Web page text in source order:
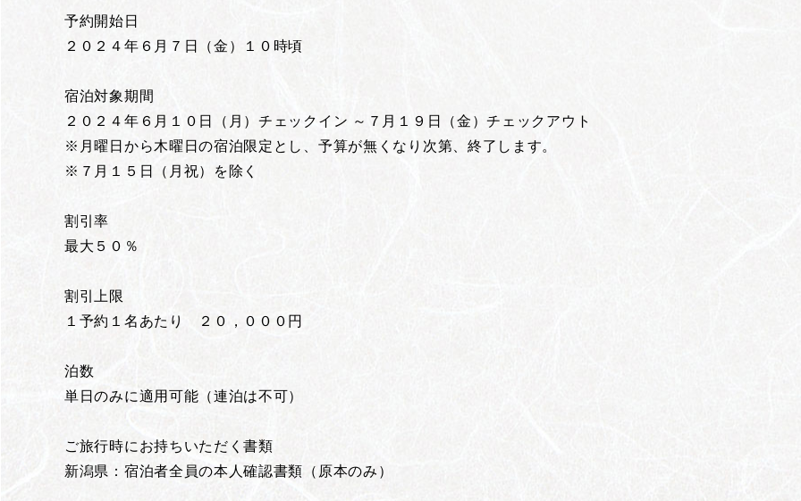
予約開始日
２０２４年６月７日（金）１０時頃
宿泊対象期間
２０２４年６月１０日（月）チェックイン ～７月１９日（金）チェックアウト
※月曜日から木曜日の宿泊限定とし、予算が無くなり次第、終了します。
※７月１５日（月祝）を除く
割引率
最大５０％
割引上限
１予約１名あたり ２０，０００円
泊数
単日のみに適用可能（連泊は不可）
ご旅行時にお持ちいただく書類
新潟県：宿泊者全員の本人確認書類（原本のみ）